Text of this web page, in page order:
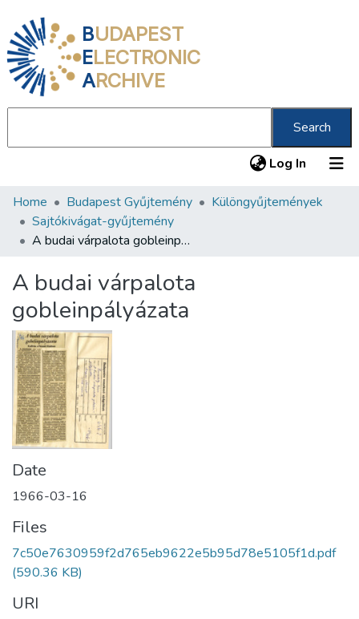
BUDAPEST
ELECTRONIC
ARCHIVE
Search
Log In (current)
Communities & Collections
All of DSpace
About us
Home Budapest Gyűjtemény
Különgyűjtemények
Sajtókivágat-gyűjtemény
A budai várpalota gobleinpályázata
A budai várpalota
gobleinpályázata
Date
1966-03-16
Files
7c50e7630959f2d765eb9622e5b95d78e5105f1d.pdf
(590.36 KB)
URI